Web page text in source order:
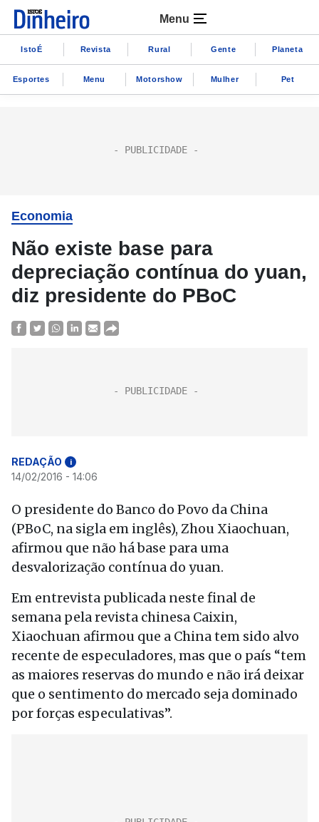
Menu
IstoÉ Revista Rural Gente Planeta
Esportes Menu Motorshow Mulher Pet
Economia
Não existe base para
depreciação contínua do yuan,
diz presidente do PBoC
REDAÇÃO i
14/02/2016 - 14:06
O presidente do Banco do Povo da China
(PBoC, na sigla em inglês), Zhou Xiaochuan,
afirmou que não há base para uma
desvalorização contínua do yuan.
Em entrevista publicada neste final de
semana pela revista chinesa Caixin,
Xiaochuan afirmou que a China tem sido alvo
recente de especuladores, mas que o país “tem
as maiores reservas do mundo e não irá deixar
que o sentimento do mercado seja dominado
por forças especulativas”.